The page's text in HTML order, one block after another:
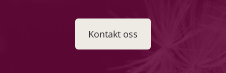
Kontakt oss